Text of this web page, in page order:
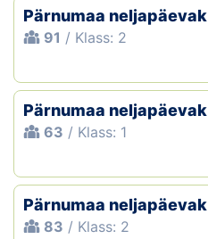
Pärnumaa neljapäevak
91 / Klass: 2
Pärnumaa neljapäevak
63 / Klass: 1
Pärnumaa neljapäevak
83 / Klass: 2